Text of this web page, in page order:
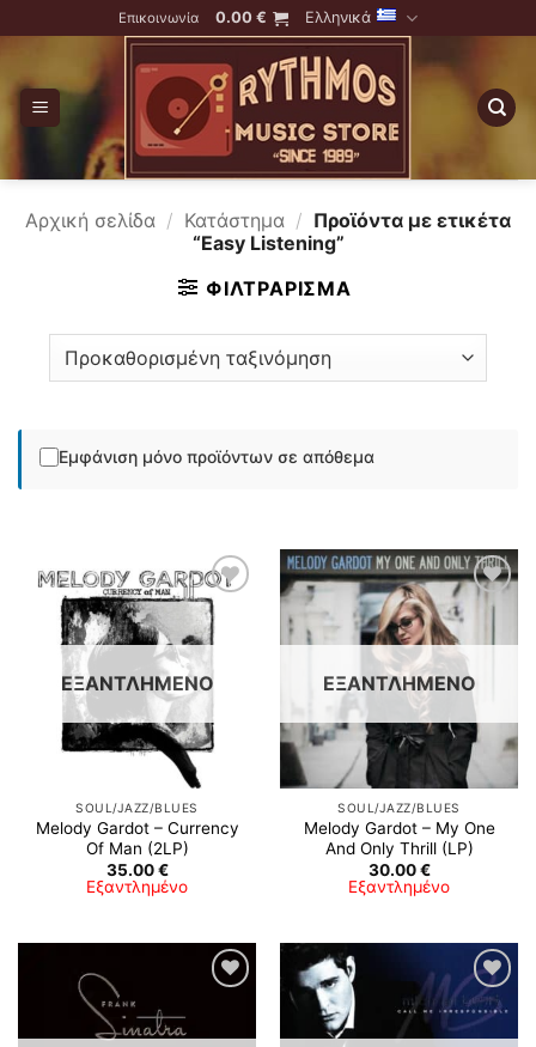
to
Επικοινωνία 0.00 € Ελληνικά
Αρχική σελίδα / Κατάστημα / Προϊόντα με ετικέτα
“Easy Listening”
ΦΙΛΤΡΆΡΙΣΜΑ
Εμφάνιση μόνο προϊόντων σε απόθεμα
Προσθήκη
στη λίστα
επιθυμιών
ΕΞΑΝΤΛΗΜΈΝΟ
SOUL/JAZZ/BLUES
Melody Gardot – Currency
Of Man (2LP)
35.00€
Εξαντλημένο
Προσθήκη
στη λίστα
επιθυμιών
ΕΞΑΝΤΛΗΜΈΝΟ
SOUL/JAZZ/BLUES
Melody Gardot – My One
And Only Thrill (LP)
30.00€
Εξαντλημένο
στη λίστα
επιθυμιών
Προσθήκη
στη λίστα
επιθυμιών